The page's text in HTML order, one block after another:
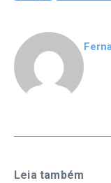
Leia também